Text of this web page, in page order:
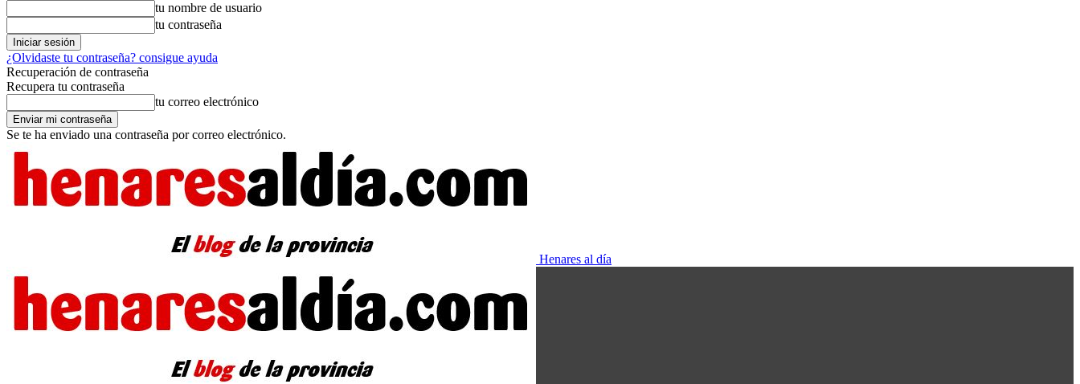
tu nombre de usuario
tu contraseña
¿Olvidaste tu contraseña? consigue ayuda
Recuperación de contraseña
Recupera tu contraseña
tu correo electrónico
Se te ha enviado una contraseña por correo electrónico.
Henares al día